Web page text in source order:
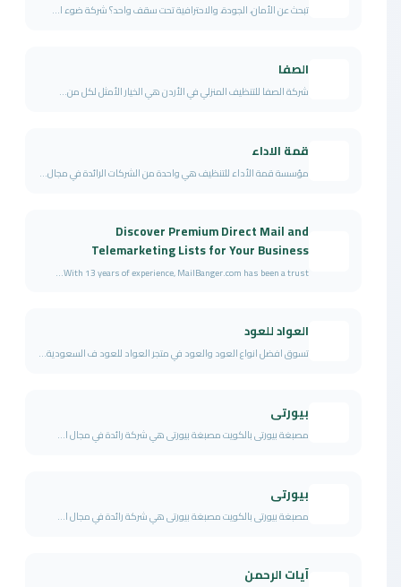
تبحث عن الأمان، الجودة، والاحترافية تحت سقف واحد؟ شركة ضوء ا...
الصفا
شركة الصفا للتنظيف المنزلي في الأردن هي الخيار الأمثل لكل من...
قمة الاداء
مؤسسة قمة الأداء للتنظيف هي واحدة من الشركات الرائدة في مجال...
Discover Premium Direct Mail and
Telemarketing Lists for Your Business
With 13 years of experience, MailBanger.com has been a trust...
العواد للعود
تسوق افضل انواع العود والعود في متجر العواد للعود ف السعودية...
بيورتى
مصبغة بيورتى بالكويت مصبغة بيورتى هي شركة رائدة في مجال ا...
بيورتى
مصبغة بيورتى بالكويت مصبغة بيورتى هي شركة رائدة في مجال ا...
آيات الرحمن